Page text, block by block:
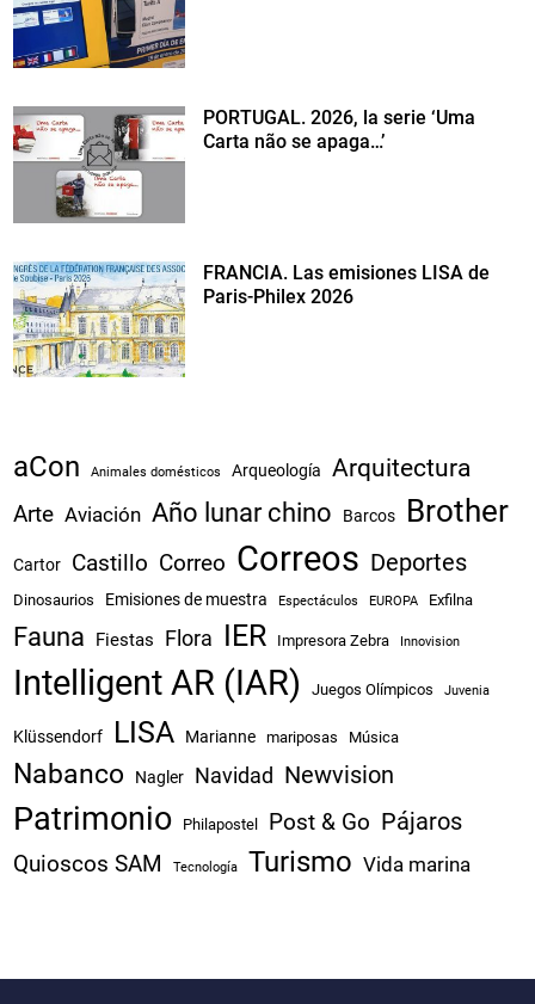
PORTUGAL. 2026, la serie ‘Uma
Carta não se apaga…’
FRANCIA. Las emisiones LISA de
Paris-Philex 2026
aCon Animales domésticos Arqueología Arquitectura
Arte Aviación Año lunar chino Barcos Brother
Cartor Castillo Correo Correos Deportes
Dinosaurios Emisiones de muestra Espectáculos EUROPA Exfilna
Fauna Fiestas Flora IER Impresora Zebra Innovision
Intelligent AR (IAR) Juegos Olímpicos Juvenia
Klüssendorf LISA Marianne mariposas Música
Nabanco Nagler Navidad Newvision
Patrimonio Philapostel Post & Go Pájaros
Quioscos SAM Tecnología Turismo Vida marina